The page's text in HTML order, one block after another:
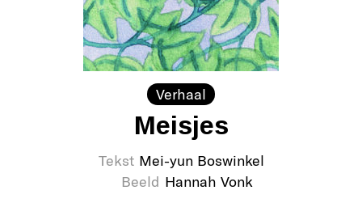
Verhaal
Meisjes
Tekst Mei-yun Boswinkel
Beeld Hannah Vonk